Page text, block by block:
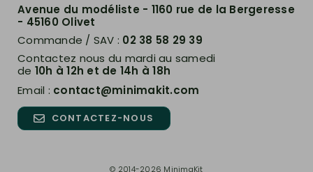
Avenue du modéliste - 1160 rue de la Bergeresse
- 45160 Olivet
Commande / SAV : 02 38 58 29 39
Contactez nous du mardi au samedi
de 10h à 12h et de 14h à 18h
Email : contact@minimakit.com
CONTACTEZ-NOUS
© 2014-2026 MinimaKit